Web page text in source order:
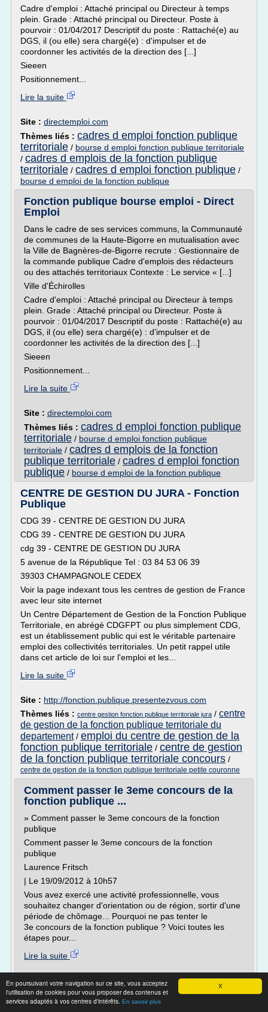
X
En poursuivant votre navigation sur ce site, vous acceptez
l'utilisation de cookies pour vous proposer des contenus et
services adaptés à vos centres d'intérêts. En savoir plus
Cadre d'emploi : Attaché principal ou Directeur à temps
plein. Grade : Attaché principal ou Directeur. Poste à
pourvoir : 01/04/2017 Descriptif du poste : Rattaché(e) au
DGS, il (ou elle) sera chargé(e) : d'impulser et de
coordonner les activités de la direction des [...]
Sieeen
Positionnement...
Lire la suite
Site : directemploi.com
Thèmes liés : cadres d emploi fonction publique
territoriale / bourse d emploi fonction publique territoriale
/ cadres d emplois de la fonction publique
territoriale / cadres d emploi fonction publique /
bourse d emploi de la fonction publique
Fonction publique bourse emploi - Direct
Emploi
Dans le cadre de ses services communs, la Communauté
de communes de la Haute-Bigorre en mutualisation avec
la Ville de Bagnères-de-Bigorre recrute : Gestionnaire de
la commande publique Cadre d'emplois des rédacteurs
ou des attachés territoriaux Contexte : Le service « [...]
Ville d'Échirolles
Cadre d'emploi : Attaché principal ou Directeur à temps
plein. Grade : Attaché principal ou Directeur. Poste à
pourvoir : 01/04/2017 Descriptif du poste : Rattaché(e) au
DGS, il (ou elle) sera chargé(e) : d'impulser et de
coordonner les activités de la direction des [...]
Sieeen
Positionnement...
Lire la suite
Site : directemploi.com
Thèmes liés : cadres d emploi fonction publique
territoriale / bourse d emploi fonction publique
territoriale / cadres d emplois de la fonction
publique territoriale / cadres d emploi fonction
publique / bourse d emploi de la fonction publique
CENTRE DE GESTION DU JURA - Fonction
Publique
CDG 39 - CENTRE DE GESTION DU JURA
CDG 39 - CENTRE DE GESTION DU JURA
cdg 39 - CENTRE DE GESTION DU JURA
5 avenue de la République Tel : 03 84 53 06 39
39303 CHAMPAGNOLE CEDEX
Voir la page indexant tous les centres de gestion de France
avec leur site internet
Un Centre Département de Gestion de la Fonction Publique
Territoriale, en abrégé CDGFPT ou plus simplement CDG,
est un établissement public qui est le véritable partenaire
emploi des collectivités territoriales. Un petit rappel utile
dans cet article de loi sur l'emploi et les...
Lire la suite
Site : http://fonction.publique.presentezvous.com
Thèmes liés : centre gestion fonction publique territoriale jura / centre
de gestion de la fonction publique territoriale du
departement/ emploi du centre de gestion de la
fonction publique territoriale / centre de gestion
de la fonction publique territoriale concours /
centre de gestion de la fonction publique territoriale petite couronne
Comment passer le 3eme concours de la
fonction publique ...
» Comment passer le 3eme concours de la fonction
publique
Comment passer le 3eme concours de la fonction
publique
Laurence Fritsch
| Le 19/09/2012 à 10h57
Vous avez exercé une activité professionnelle, vous
souhaitez changer d'orientation ou de région, sortir d'une
période de chômage... Pourquoi ne pas tenter le
3e concours de la fonction publique ? Voici toutes les
étapes pour...
Lire la suite
Site :http://www.dossierfamilial.com
Thèmes liés :concours d adjoint administratif
fonction publique territoriale/ centre concours fr tous